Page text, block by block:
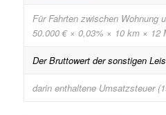
Für Fahrten zwischen Wohnung
50.000 € × 0,03% × 10 km × 12
Der Bruttowert der sonstigen
darin enthaltene Umsatzsteuer